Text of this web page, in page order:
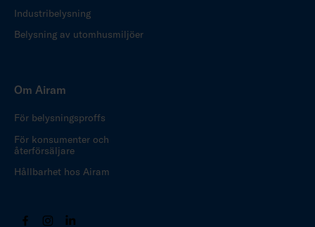
Industribelysning
Belysning av utomhusmiljöer
Om Airam
För belysningsproffs
För konsumenter och
återförsäljare
Hållbarhet hos Airam